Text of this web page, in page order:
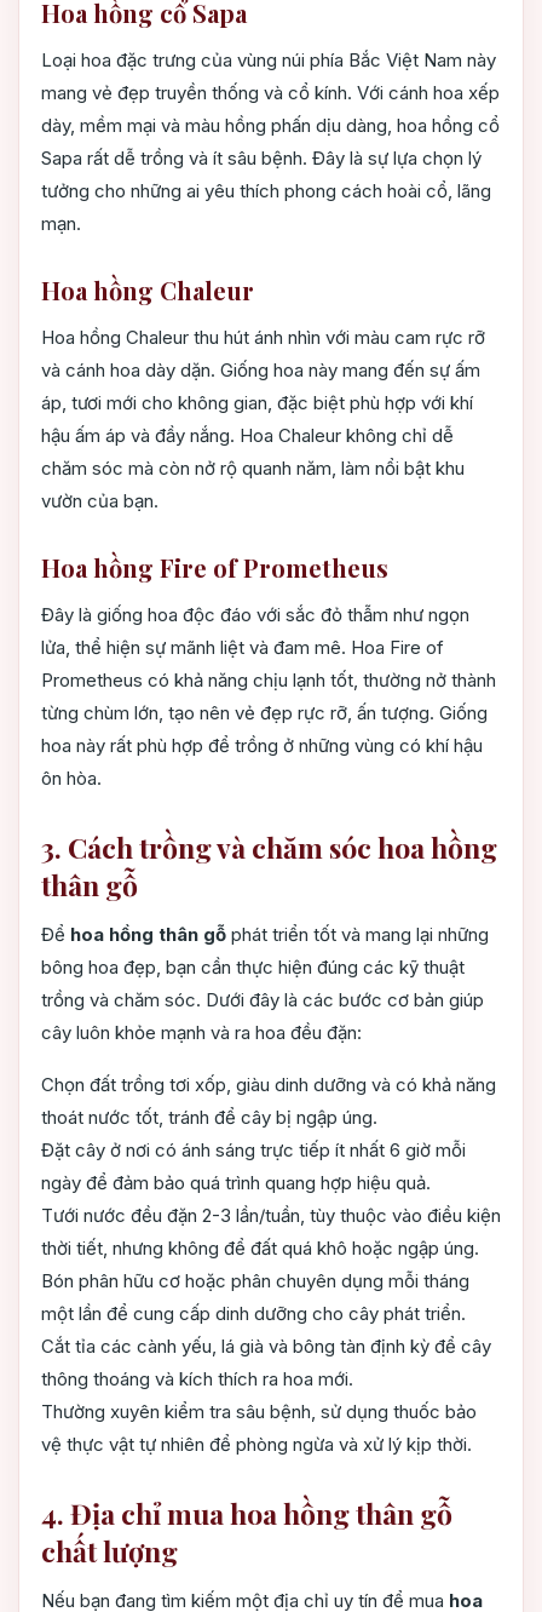
Hoa hồng cổ Sapa
Loại hoa đặc trưng của vùng núi phía Bắc Việt Nam này
mang vẻ đẹp truyền thống và cổ kính. Với cánh hoa xếp
dày, mềm mại và màu hồng phấn dịu dàng, hoa hồng cổ
Sapa rất dễ trồng và ít sâu bệnh. Đây là sự lựa chọn lý
tưởng cho những ai yêu thích phong cách hoài cổ, lãng
mạn.
Hoa hồng Chaleur
Hoa hồng Chaleur thu hút ánh nhìn với màu cam rực rỡ
và cánh hoa dày dặn. Giống hoa này mang đến sự ấm
áp, tươi mới cho không gian, đặc biệt phù hợp với khí
hậu ấm áp và đầy nắng. Hoa Chaleur không chỉ dễ
chăm sóc mà còn nở rộ quanh năm, làm nổi bật khu
vườn của bạn.
Hoa hồng Fire of Prometheus
Đây là giống hoa độc đáo với sắc đỏ thẫm như ngọn
lửa, thể hiện sự mãnh liệt và đam mê. Hoa Fire of
Prometheus có khả năng chịu lạnh tốt, thường nở thành
từng chùm lớn, tạo nên vẻ đẹp rực rỡ, ấn tượng. Giống
hoa này rất phù hợp để trồng ở những vùng có khí hậu
ôn hòa.
3. Cách trồng và chăm sóc hoa hồng
thân gỗ
Để hoa hồng thân gỗ phát triển tốt và mang lại những
bông hoa đẹp, bạn cần thực hiện đúng các kỹ thuật
trồng và chăm sóc. Dưới đây là các bước cơ bản giúp
cây luôn khỏe mạnh và ra hoa đều đặn:
Chọn đất trồng tơi xốp, giàu dinh dưỡng và có khả năng
thoát nước tốt, tránh để cây bị ngập úng.
Đặt cây ở nơi có ánh sáng trực tiếp ít nhất 6 giờ mỗi
ngày để đảm bảo quá trình quang hợp hiệu quả.
Tưới nước đều đặn 2-3 lần/tuần, tùy thuộc vào điều kiện
thời tiết, nhưng không để đất quá khô hoặc ngập úng.
Bón phân hữu cơ hoặc phân chuyên dụng mỗi tháng
một lần để cung cấp dinh dưỡng cho cây phát triển.
Cắt tỉa các cành yếu, lá già và bông tàn định kỳ để cây
thông thoáng và kích thích ra hoa mới.
Thường xuyên kiểm tra sâu bệnh, sử dụng thuốc bảo
vệ thực vật tự nhiên để phòng ngừa và xử lý kịp thời.
4. Địa chỉ mua hoa hồng thân gỗ
chất lượng
Nếu bạn đang tìm kiếm một địa chỉ uy tín để mua hoa